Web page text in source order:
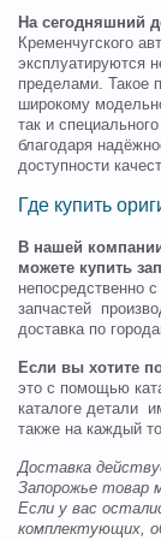
На сегодняшний
Кременчугского
эксплуатируются
пределами. Такое
широкому
так и
благодаря
доступности
Где купить
В нашей
можете купить
непосредственно
запчастей
доставка по
Если вы хотите
это с помощью
каталоге детали
также на каждый
Доставка
Запорожье товар
Если у вас
комплектующих,